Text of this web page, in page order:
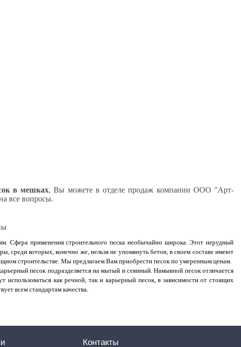
в мешках, Вы можете в отделе продаж компании ООО "Арт-
все вопросы.
Сфера применения строительного песка необычайно широка. Этот нерудный
среди которых, конечно же, нельзя не упомянуть бетон, в своем составе имеют
строительстве. Мы предлагаем Вам приобрести песок по умеренным ценам.
песок подразделяется на мытый и сеянный. Намывной песок отличается
как речной, так и карьерный песок, в зависимости от стоящих
всем стандартам качества.
Контакты